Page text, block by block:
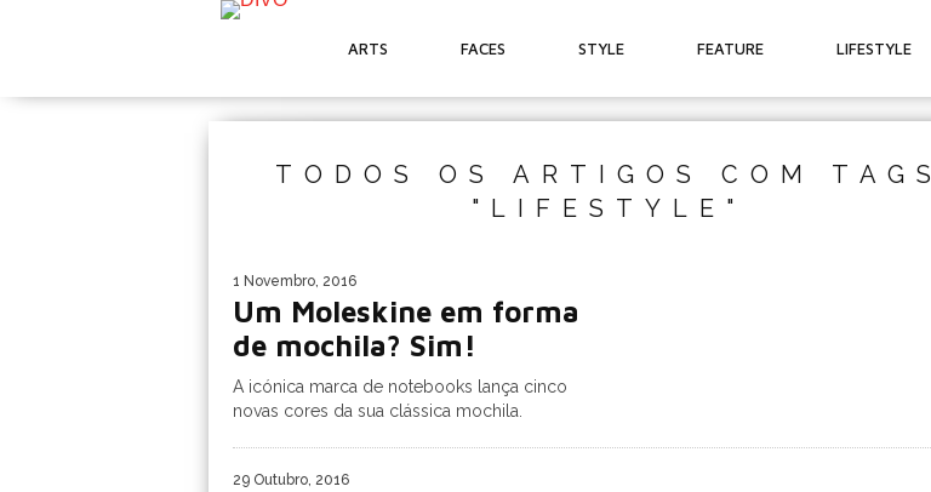
ARTS FACES STYLE FEATURE LIFESTYLE
TODOS OS ARTIGOS COM TAGS
"LIFESTYLE"
1 Novembro, 2016
Um Moleskine em forma
de mochila? Sim!
A icónica marca de notebooks lança cinco
novas cores da sua clássica mochila.
29 Outubro, 2016